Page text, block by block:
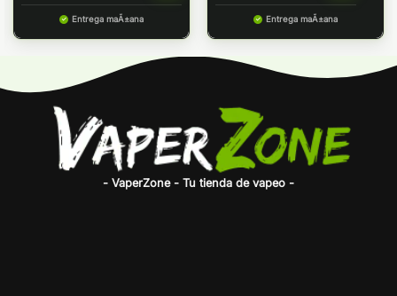
Entrega maÃ±ana Entrega maÃ±ana
- VaperZone - Tu tienda de vapeo -